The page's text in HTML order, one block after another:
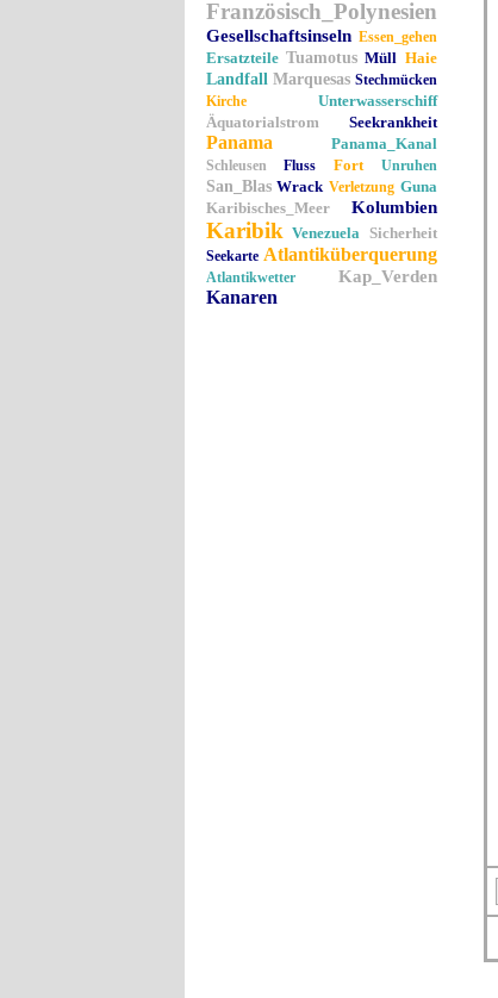
Französisch_Polynesien
Gesellschaftsinseln Essen_gehen
Ersatzteile Tuamotus Müll Haie
Landfall Marquesas Stechmücken
Kirche
Unterwasserschiff
Äquatorialstrom
Seekrankheit
Panama Panama_Kanal
Schleusen Fluss Fort Unruhen
San_Blas Wrack Verletzung Guna
Karibisches_Meer
Kolumbien
Karibik Venezuela Sicherheit
Seekarte Atlantiküberquerung
Atlantikwetter Kap_Verden
Kanaren